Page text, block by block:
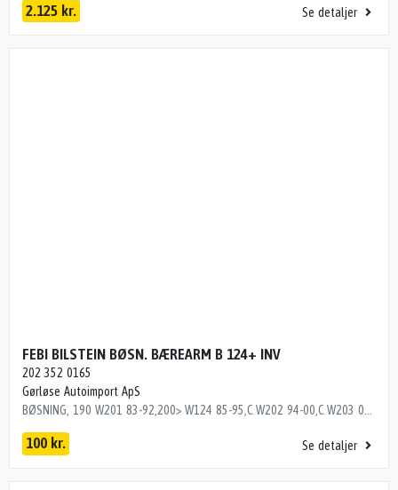
2.125 kr. Se detaljer
FEBI BILSTEIN BØSN. BÆREARM B 124+ INV
202 352 0165
Gørløse Autoimport ApS
100 kr. Se detaljer